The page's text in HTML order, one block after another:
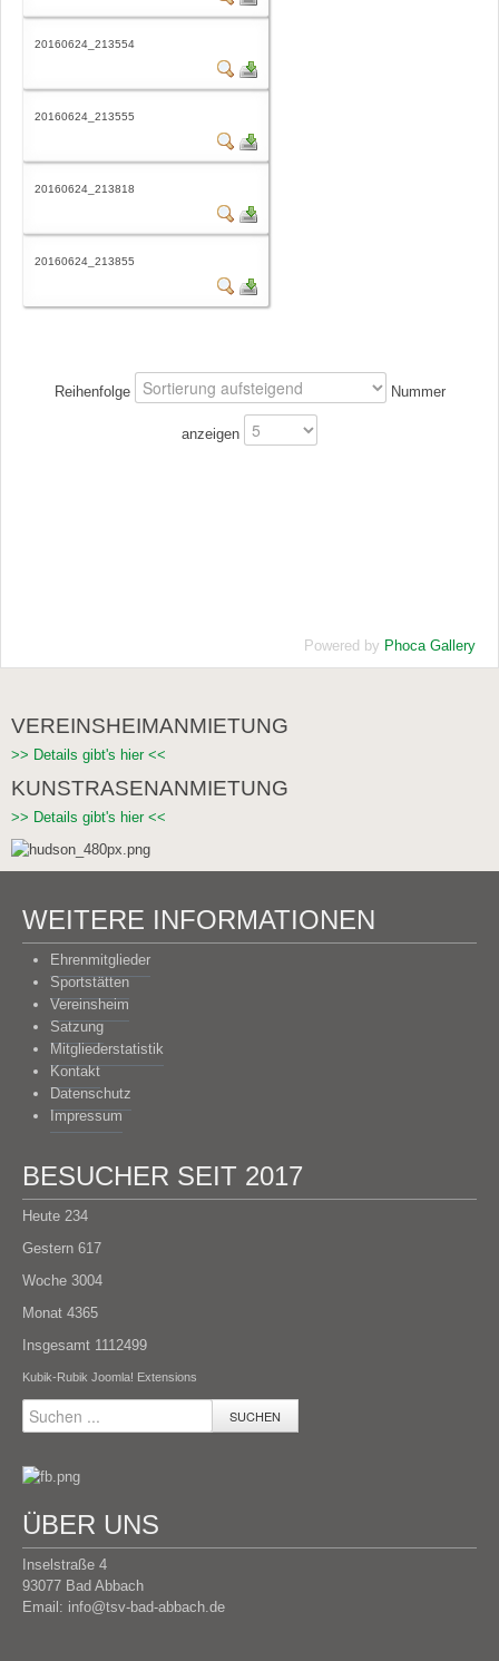
20160624_213554
20160624_213555
20160624_213818
20160624_213855
Reihenfolge Nummer
anzeigen
Powered by Phoca Gallery
VEREINSHEIMANMIETUNG
>> Details gibt's hier <<
KUNSTRASENANMIETUNG
>> Details gibt's hier <<
WEITERE INFORMATIONEN
Ehrenmitglieder
Sportstätten
Vereinsheim
Satzung
Mitgliederstatistik
Kontakt
Datenschutz
Impressum
BESUCHER SEIT 2017
Heute 234
Gestern 617
Woche 3004
Monat 4365
Insgesamt 1112499
Kubik-Rubik Joomla! Extensions
SUCHEN
ÜBER UNS
Inselstraße 4
93077 Bad Abbach
Email: info@tsv-bad-abbach.de